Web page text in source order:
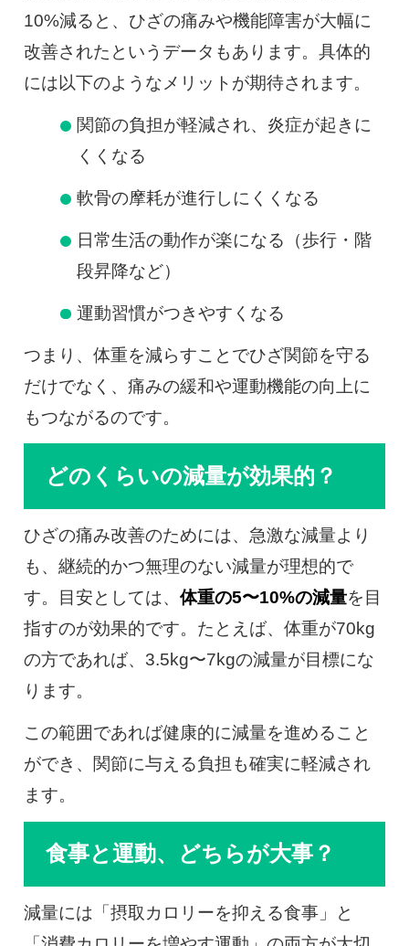
10%減ると、ひざの痛みや機能障害が大幅に
改善されたというデータもあります。具体的
には以下のようなメリットが期待されます。
関節の負担が軽減され、炎症が起きに
くくなる
軟骨の摩耗が進行しにくくなる
日常生活の動作が楽になる（歩行・階
段昇降など）
運動習慣がつきやすくなる
つまり、体重を減らすことでひざ関節を守る
だけでなく、痛みの緩和や運動機能の向上に
もつながるのです。
どのくらいの減量が効果的？
ひざの痛み改善のためには、急激な減量より
も、継続的かつ無理のない減量が理想的で
す。目安としては、 体重の5〜10%の減量を目
指すのが効果的です。たとえば、体重が70kg
の方であれば、3.5kg〜7kgの減量が目標にな
ります。
この範囲であれば健康的に減量を進めること
ができ、関節に与える負担も確実に軽減され
ます。
食事と運動、どちらが大事？
減量には「摂取カロリーを抑える食事」と